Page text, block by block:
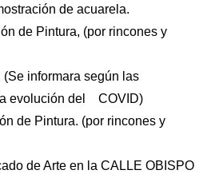
de acuarela.
de Pintura, (por rincones y
informara según las
evolución del COVID)
Pintura. (por rincones y
de Arte en la CALLE OBISPO